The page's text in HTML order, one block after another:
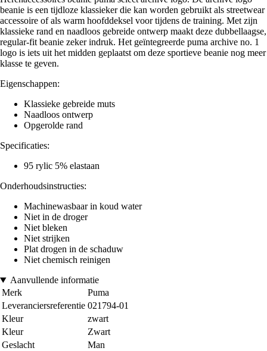
beanie is een tijdloze klassieker die kan worden gebruikt als streetwear
accessoire of als warm hoofddeksel voor tijdens de training. Met zijn
klassieke rand en naadloos gebreide ontwerp maakt deze dubbellaagse,
regular-fit beanie zeker indruk. Het geïntegreerde puma archive no. 1
logo is iets uit het midden geplaatst om deze sportieve beanie nog meer
klasse te geven.
Eigenschappen:
Klassieke gebreide muts
Naadloos ontwerp
Opgerolde rand
Specificaties:
95 rylic 5% elastaan
Onderhoudsinstructies:
Machinewasbaar in koud water
Niet in de droger
Niet bleken
Niet strijken
Plat drogen in de schaduw
Niet chemisch reinigen
Aanvullende informatie
Merk
Puma
Leveranciersreferentie 021794-01
Kleur
zwart
Kleur
Zwart
Geslacht
Man